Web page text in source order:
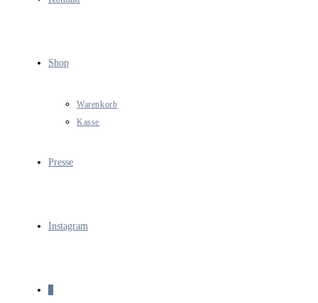
Shop
Warenkorb
Kasse
Presse
Instagram